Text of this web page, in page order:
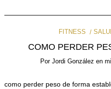
FITNESS
COMO PERDER
Por Jordi González en
como perder peso de forma